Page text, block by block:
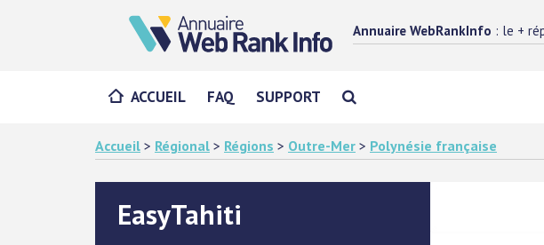
Annuaire WebRankInfo : le +
ACCUEIL FAQ SUPPORT
Accueil > Régional > Régions > Outre-Mer > Polynésie française
EasyTahiti